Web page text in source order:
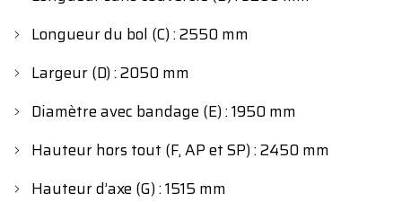
Longueur du bol (C) : 2550 mm
Largeur (D) : 2050 mm
Diamètre avec bandage (E) : 1950 mm
Hauteur hors tout (F, AP et SP) : 2450 mm
Hauteur d’axe (G) : 1515 mm